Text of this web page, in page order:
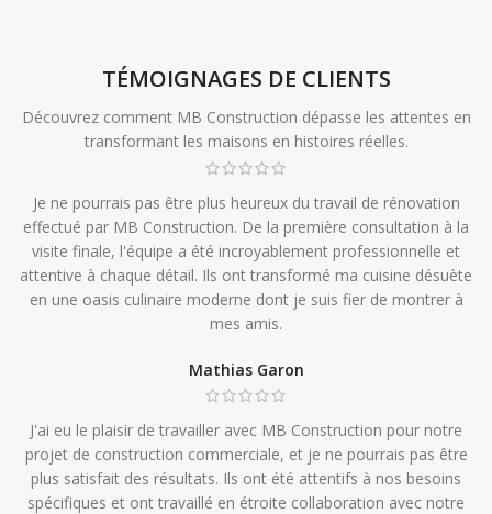
TÉMOIGNAGES DE CLIENTS
Découvrez comment MB Construction dépasse les attentes en
transformant les maisons en histoires réelles.
Je ne pourrais pas être plus heureux du travail de rénovation
effectué par MB Construction. De la première consultation à la
visite finale, l'équipe a été incroyablement professionnelle et
attentive à chaque détail. Ils ont transformé ma cuisine désuète
en une oasis culinaire moderne dont je suis fier de montrer à
mes amis.
Mathias Garon
J'ai eu le plaisir de travailler avec MB Construction pour notre
projet de construction commerciale, et je ne pourrais pas être
plus satisfait des résultats. Ils ont été attentifs à nos besoins
spécifiques et ont travaillé en étroite collaboration avec notre